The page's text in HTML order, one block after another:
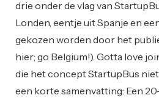
drie onder de vlag van
Londen, eentje uit Spanje en
gekozen worden door het
hier; go Belgium!). Gotta love
die het concept StartupBus
een korte samenvatting: Een